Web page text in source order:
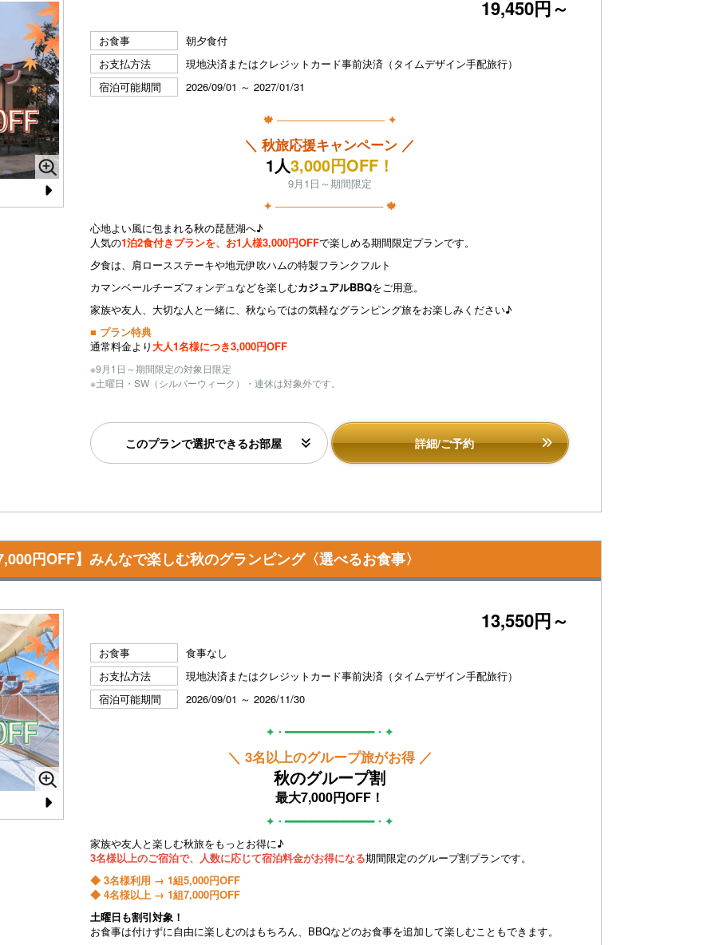
N
19,450円～
お食事
朝夕食付
お支払方法
現地決済またはクレジットカード事前決済（タイムデザイン手配旅行）
宿泊可能期間
2026/09/01 ～ 2027/01/31
🍁 ─────────────── ✦
＼ 秋旅応援キャンペーン ／
1人3,000円OFF！
9月1日～期間限定
✦ ─────────────── 🍁
心地よい風に包まれる秋の琵琶湖へ♪
人気の1泊2食付きプランを、お1人様3,000円OFFで楽しめる期間限定プランです。
夕食は、肩ロースステーキや地元伊吹ハムの特製フランクフルト
カマンベールチーズフォンデュなどを楽しむカジュアルBBQをご用意。
家族や友人、大切な人と一緒に、秋ならではの気軽なグランピング旅をお楽しみください♪
■ プラン特典
通常料金より大人1名様につき3,000円OFF
※9月1日～期間限定の対象日限定
※土曜日・SW（シルバーウィーク）・連休は対象外です。
詳細/ご予約
このプランで選択できるお部屋
円OFF】みんなで楽しむ秋のグランピング〈選べるお食事〉
N
13,550円～
お食事
食事なし
お支払方法
現地決済またはクレジットカード事前決済（タイムデザイン手配旅行）
宿泊可能期間
2026/09/01 ～ 2026/11/30
✦・━━━━━━━━━━━━━━・✦
＼ 3名以上のグループ旅がお得 ／
秋のグループ割
最大7,000円OFF！
✦・━━━━━━━━━━━━━━・✦
家族や友人と楽しむ秋旅をもっとお得に♪
3名様以上のご宿泊で、人数に応じて宿泊料金がお得になる期間限定のグループ割プランです。
◆ 3名様利用 → 1組5,000円OFF
◆ 4名様以上 → 1組7,000円OFF
土曜日も割引対象！
お食事は付けずに自由に楽しむのはもちろん、BBQなどのお食事を追加して楽しむこともできます。